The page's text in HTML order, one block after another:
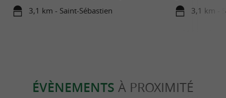
3,1 km - Saint-Sébastien
hôtel
Sébastien
3,1 km -
ÉVÈNEMENTS À PROXIMITÉ